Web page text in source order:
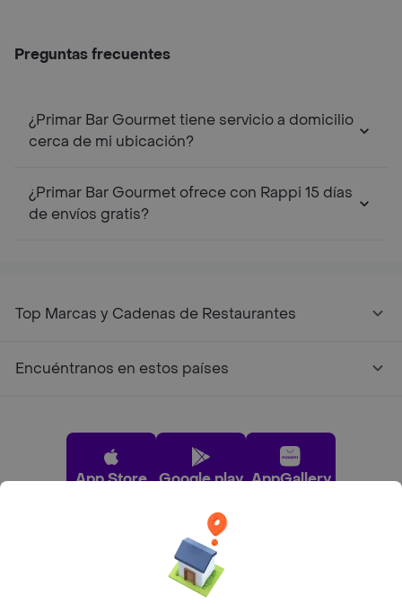
Preguntas frecuentes
¿Primar Bar Gourmet tiene servicio a domicilio
cerca de mi ubicación?
¿Primar Bar Gourmet ofrece con Rappi 15 días
de envíos gratis?
Top Marcas y Cadenas de Restaurantes
Encuéntranos en estos países
App Store Google play AppGallery
Pide tu comida favorita cerca de ti